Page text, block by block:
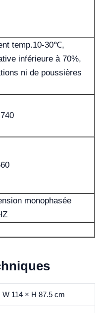
temp.10-30℃,
inférieure à 70%,
ni de poussières
monophasée
W 114 × H 87.5 cm